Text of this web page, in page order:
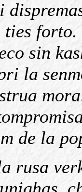
sin
la
de la
rusa